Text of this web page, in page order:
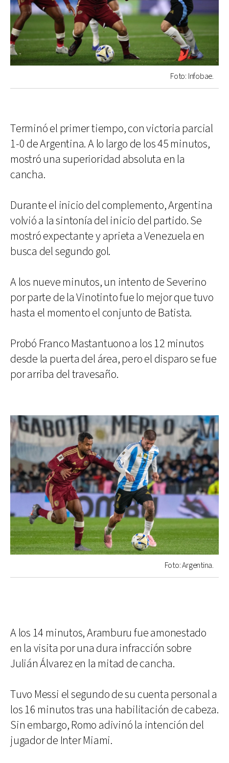
Foto: Infobae.
Terminó el primer tiempo, con victoria parcial
1-0 de Argentina. A lo largo de los 45 minutos,
mostró una superioridad absoluta en la
cancha.
Durante el inicio del complemento, Argentina
volvió a la sintonía del inicio del partido. Se
mostró expectante y aprieta a Venezuela en
busca del segundo gol.
A los nueve minutos, un intento de Severino
por parte de la Vinotinto fue lo mejor que tuvo
hasta el momento el conjunto de Batista.
Probó Franco Mastantuono a los 12 minutos
desde la puerta del área, pero el disparo se fue
por arriba del travesaño.
Foto: Argentina.
A los 14 minutos, Aramburu fue amonestado
en la visita por una dura infracción sobre
Julián Álvarez en la mitad de cancha.
Tuvo Messi el segundo de su cuenta personal a
los 16 minutos tras una habilitación de cabeza.
Sin embargo, Romo adivinó la intención del
jugador de Inter Miami.